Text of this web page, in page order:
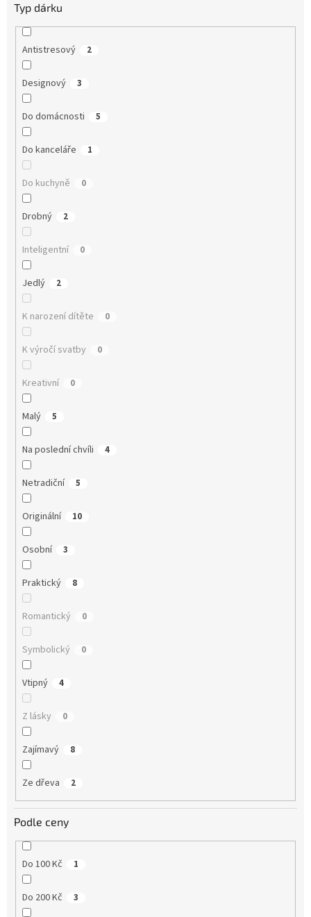
Typ dárku
Antistresový 2
Designový 3
Do domácnosti 5
Do kanceláře 1
Do kuchyně 0
Drobný 2
Inteligentní 0
Jedlý 2
K narození dítěte 0
K výročí svatby 0
Kreativní 0
Malý 5
Na poslední chvíli 4
Netradiční 5
Originální 10
Osobní 3
Praktický 8
Romantický 0
Symbolický 0
Vtipný 4
Z lásky 0
Zajímavý 8
Ze dřeva 2
Podle ceny
Do 100 Kč 1
Do 200 Kč 3